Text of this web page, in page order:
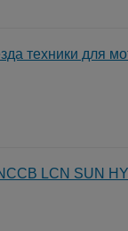
техники для
LCN SUN